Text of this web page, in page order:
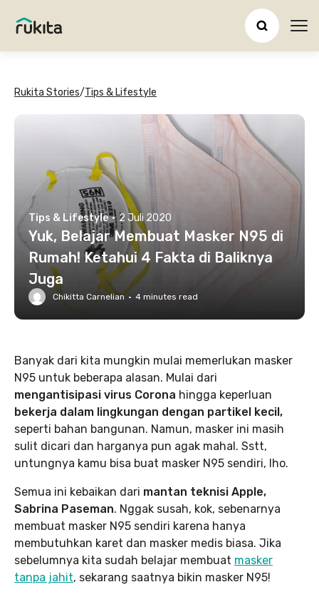
Rukita Stories/Tips & Lifestyle
Tips & Lifestyle · 2 Juli 2020
Yuk, Belajar Membuat Masker N95 di
Rumah! Ketahui 4 Fakta di Baliknya
Juga
Chikitta Carnelian · 4 minutes read
Banyak dari kita mungkin mulai memerlukan masker
N95 untuk beberapa alasan. Mulai dari
mengantisipasi virus Corona hingga keperluan
bekerja dalam lingkungan dengan partikel kecil,
seperti bahan bangunan. Namun, masker ini masih
sulit dicari dan harganya pun agak mahal. Sstt,
untungnya kamu bisa buat masker N95 sendiri, lho.
Semua ini kebaikan dari mantan teknisi Apple,
Sabrina Paseman. Nggak susah, kok, sebenarnya
membuat masker N95 sendiri karena hanya
membutuhkan karet dan masker medis biasa. Jika
sebelumnya kita sudah belajar membuat masker
tanpa jahit, sekarang saatnya bikin masker N95!